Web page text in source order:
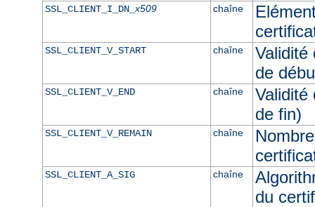
SSL_CLIENT_I_DN_x509 chaîne
SSL_CLIENT_V_START chaîne
Validité
de
SSL_CLIENT_V_END chaîne
Validité
de fin)
SSL_CLIENT_V_REMAIN chaîne
SSL_CLIENT_A_SIG chaîne
du